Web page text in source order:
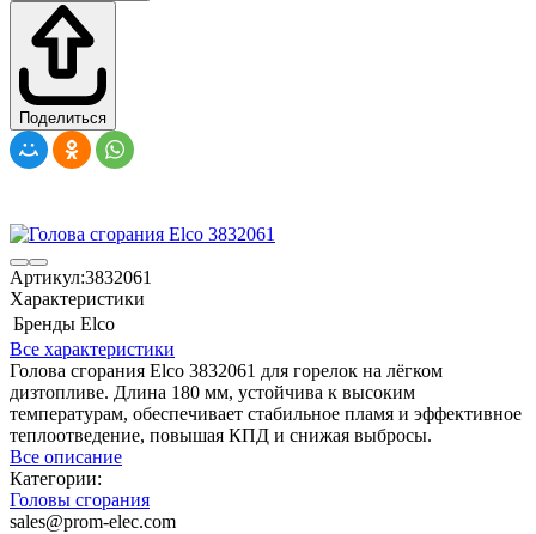
Поделиться
Артикул:3832061
Характеристики
Бренды Elco
Все характеристики
Голова сгорания Elco 3832061 для горелок на лёгком
дизтопливе. Длина 180 мм, устойчива к высоким
температурам, обеспечивает стабильное пламя и эффективное
теплоотведение, повышая КПД и снижая выбросы.
Все описание
Категории:
Головы сгорания
sales@prom-elec.com